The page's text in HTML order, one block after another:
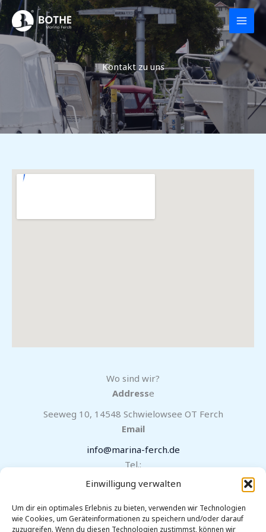
Einwilligung verwalten
Um dir ein optimales Erlebnis zu bieten, verwenden wir Technologien
wie Cookies, um Geräteinformationen zu speichern und/oder darauf
zuzugreifen. Wenn du diesen Technologien zustimmst, können wir
Zum
Inhalt
springen
Kontakt zu uns
Wo sind wir?
Addresse
Seeweg 10, 14548 Schwielowsee OT Ferch
Email
info@marina-ferch.de
Tel.:
033209 21666 oder 0177 819 7771